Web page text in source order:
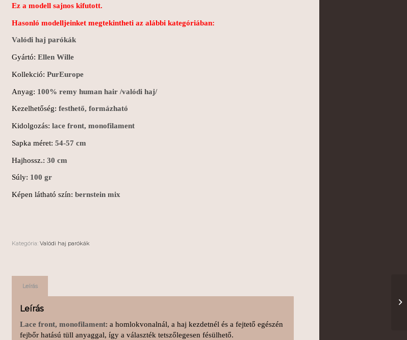
Ez a modell sajnos kifutott.
Hasonló modelljeinket megtekintheti az alábbi kategóriában:
Valódi haj parókák
Gyártó: Ellen Wille
Kollekció: PurEurope
Anyag: 100% remy human hair /valódi haj/
Kezelhetőség: festhető, formázható
Kidolgozás: lace front, monofilament
Sapka méret: 54-57 cm
Hajhossz.: 30 cm
Súly: 100 gr
Képen látható szín: bernstein mix
Kategória: Valódi haj parókák
Leírás
Leírás
Lace front, monofilament: a homlokvonalnál, a haj kezdetnél és a fejtető egészén
fejbőr hatású tüll anyaggal, így a választék tetszőlegesen fésülhető.